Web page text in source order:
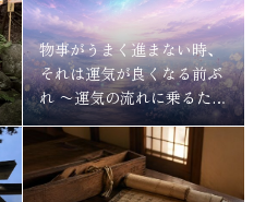
物事がうまく進まない時、
それは運気が良くなる前ぶ
れ 〜運気の流れに乗るため
にする事〜